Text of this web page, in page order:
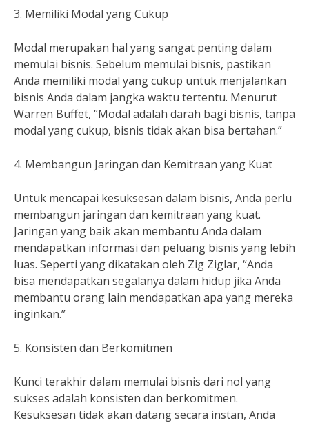
3. Memiliki Modal yang Cukup
Modal merupakan hal yang sangat penting dalam
memulai bisnis. Sebelum memulai bisnis, pastikan
Anda memiliki modal yang cukup untuk menjalankan
bisnis Anda dalam jangka waktu tertentu. Menurut
Warren Buffet, “Modal adalah darah bagi bisnis, tanpa
modal yang cukup, bisnis tidak akan bisa bertahan.”
4. Membangun Jaringan dan Kemitraan yang Kuat
Untuk mencapai kesuksesan dalam bisnis, Anda perlu
membangun jaringan dan kemitraan yang kuat.
Jaringan yang baik akan membantu Anda dalam
mendapatkan informasi dan peluang bisnis yang lebih
luas. Seperti yang dikatakan oleh Zig Ziglar, “Anda
bisa mendapatkan segalanya dalam hidup jika Anda
membantu orang lain mendapatkan apa yang mereka
inginkan.”
5. Konsisten dan Berkomitmen
Kunci terakhir dalam memulai bisnis dari nol yang
sukses adalah konsisten dan berkomitmen.
Kesuksesan tidak akan datang secara instan, Anda